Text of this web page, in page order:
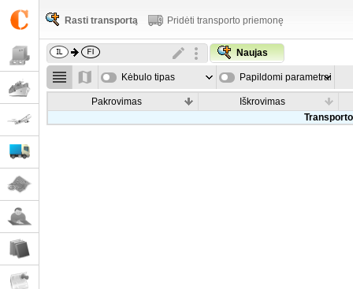
Rasti transportą Pridėti transporto priemonę
Naujas
Kėbulo tipas Papildomi parametrai
Pakrovimas
Iškrovimas